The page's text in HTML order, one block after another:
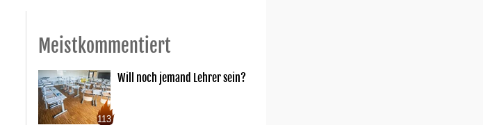
Meistkommentiert
113
Will noch jemand Lehrer sein?